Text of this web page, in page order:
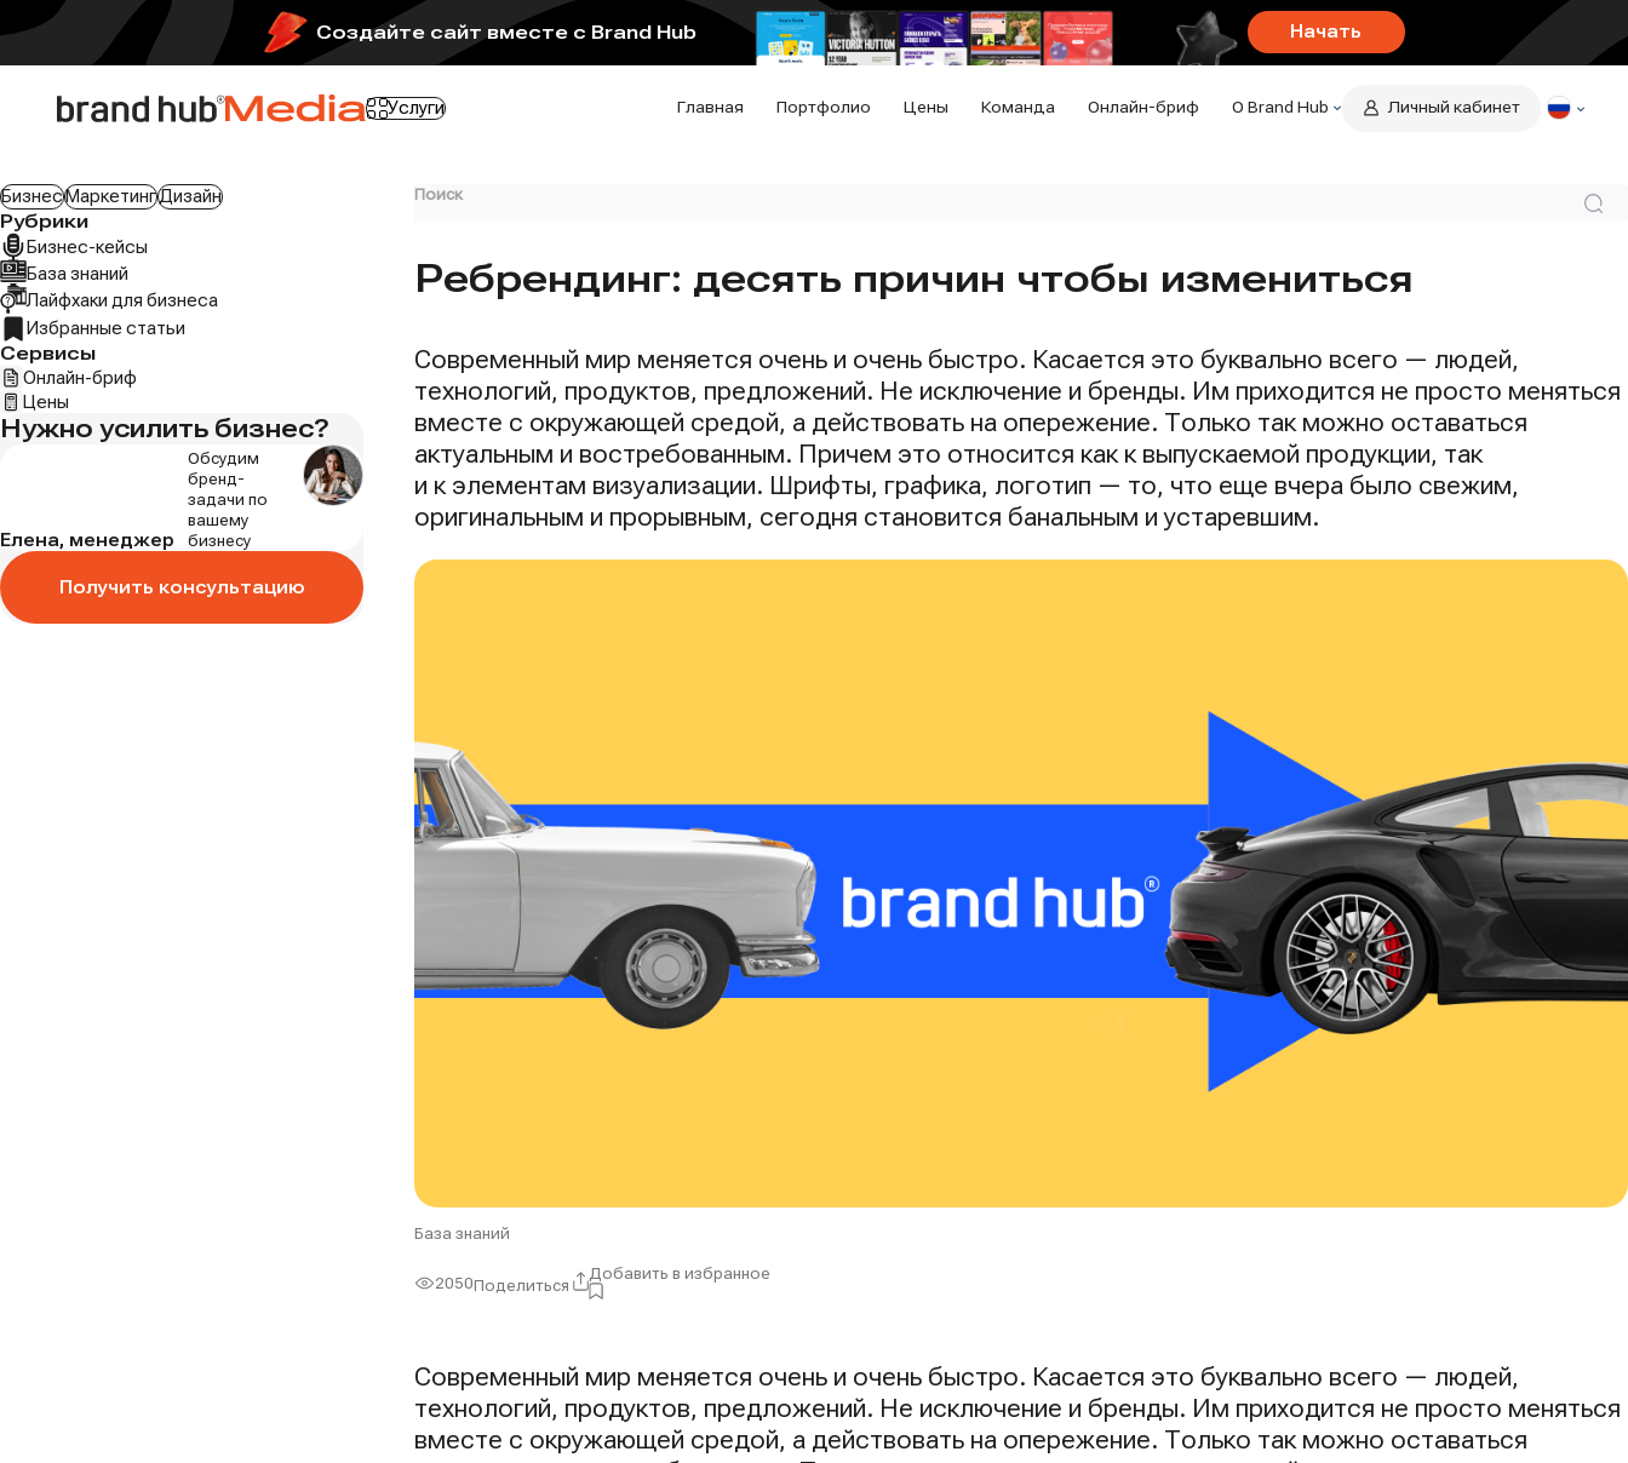
Создайте сайт вместе с Brand Hub Начать
Услуги Главная Портфолио Цены Команда Онлайн-бриф О Brand Hub Личный кабинет
Поиск
БизнесМаркетингДизайн
Рубрики
Бизнес-кейсы
База знаний
Лайфхаки для бизнеса
Избранные статьи
Сервисы
Онлайн-бриф
Цены
Нужно усилить бизнес?
Елена, менеджер
Обсудим
бренд-
задачи по
вашему
бизнесу
Получить консультацию
Ребрендинг: десять причин чтобы измениться
Современный мир меняется очень и очень быстро. Касается это буквально всего — людей,
технологий, продуктов, предложений. Не исключение и бренды. Им приходится не просто меняться
вместе с окружающей средой, а действовать на опережение. Только так можно оставаться
актуальным и востребованным. Причем это относится как к выпускаемой продукции, так
и к элементам визуализации. Шрифты, графика, логотип — то, что еще вчера было свежим,
оригинальным и прорывным, сегодня становится банальным и устаревшим.
База знаний
Просмотры:
2050Поделиться
Добавить в избранное
Современный мир меняется очень и очень быстро. Касается это буквально всего — людей,
технологий, продуктов, предложений. Не исключение и бренды. Им приходится не просто меняться
вместе с окружающей средой, а действовать на опережение. Только так можно оставаться